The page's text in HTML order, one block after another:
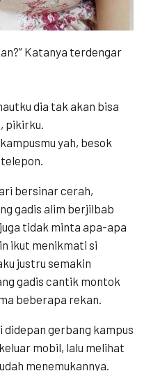
Katanya terdengar
dia tak akan bisa
pikirku.
yah, besok
bersinar cerah,
gadis alim berjilbab
tidak minta apa-apa
ikut menikmati si
justru semakin
gadis cantik montok
beberapa rekan.
didepan gerbang kampus
mobil, lalu melihat
menemukannya.